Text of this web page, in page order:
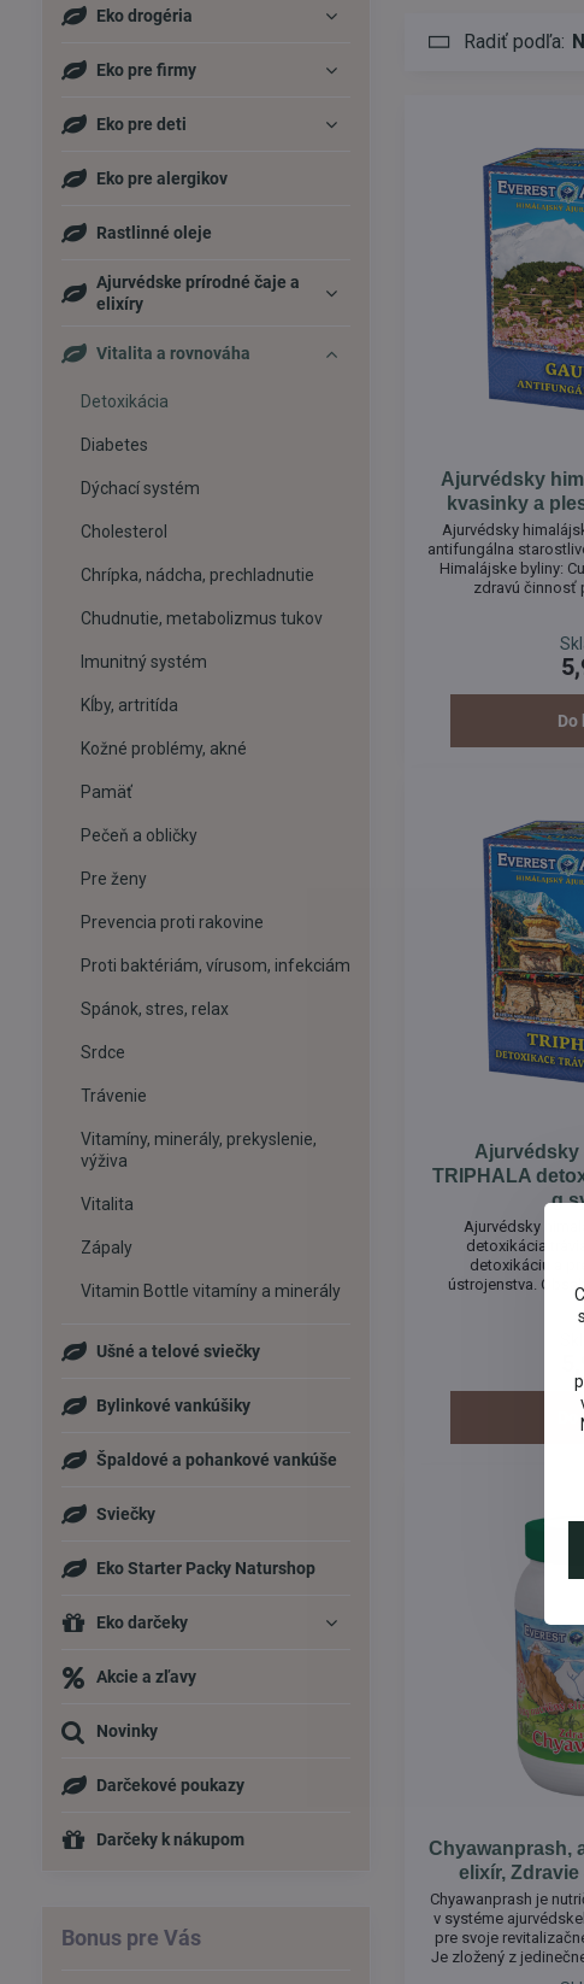
Radiť podľa:
Ajurvédsky
kvasinky a
Ajurvédsky
antifungálna
Himalájske byliny: Curcuma longa podporuje
zdravú činnosť
krvi. Pomáha pri
Do
Ajurvédsky
TRIPHALA
g
Ajurvédsky
detoxikácia
detoxikáciu a
ústrojenstva.
kombináciu
Priaznivo
črevného
Chyawanprash,
elixír, Zdravie
Chyawanprash je
v systéme
pre svoje
Je zložený z
Eko drogéria
Eko pre firmy
Eko pre deti
Eko pre alergikov
Rastlinné oleje
Ajurvédske prírodné čaje a
elixíry
Vitalita a rovnováha
Detoxikácia
Diabetes
Dýchací systém
Cholesterol
Chrípka, nádcha, prechladnutie
Chudnutie, metabolizmus tukov
Imunitný systém
Kĺby, artritída
Kožné problémy, akné
Pamäť
Pečeň a obličky
Pre ženy
Prevencia proti rakovine
Proti baktériám, vírusom, infekciám
Spánok, stres, relax
Srdce
Trávenie
Vitamíny, minerály, prekyslenie,
výživa
Vitalita
Zápaly
Vitamin Bottle vitamíny a minerály
Ušné a telové sviečky
Bylinkové vankúšiky
Špaldové a pohankové vankúše
Sviečky
Eko Starter Packy Naturshop
Eko darčeky
Akcie a zľavy
Novinky
Darčekové poukazy
Darčeky k nákupom
Bonus pre Vás